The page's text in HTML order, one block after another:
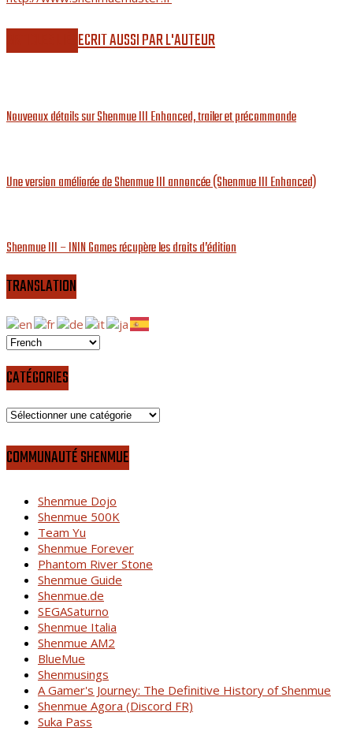
ECRIT AUSSI PAR L'AUTEUR
Nouveaux détails sur Shenmue III Enhanced, trailer et précommande
Une version améliorée de Shenmue III annoncée (Shenmue III Enhanced)
Shenmue III – ININ Games récupère les droits d’édition
TRANSLATION
CATÉGORIES
Catégories
COMMUNAUTÉ SHENMUE
Shenmue Dojo
Shenmue 500K
Team Yu
Shenmue Forever
Phantom River Stone
Shenmue Guide
Shenmue.de
SEGASaturno
Shenmue Italia
Shenmue AM2
BlueMue
Shenmusings
A Gamer's Journey: The Definitive History of Shenmue
Shenmue Agora (Discord FR)
Suka Pass